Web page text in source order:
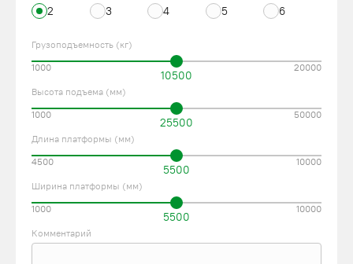
2 3 4 5 6
Грузоподъемность (кг)
10500
1000 20000
Высота подъема (мм)
25500
1000 50000
Длина платформы (мм)
5500
4500 10000
Ширина платформы (мм)
5500
1000 10000
Комментарий